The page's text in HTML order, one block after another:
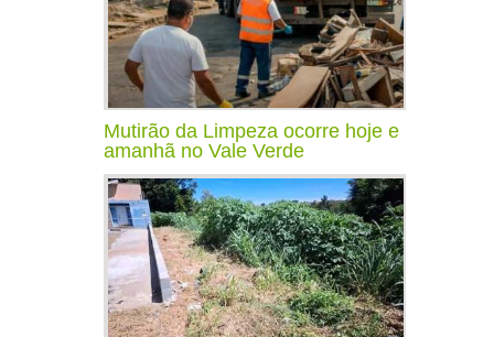
Mutirão da Limpeza ocorre hoje e
amanhã no Vale Verde